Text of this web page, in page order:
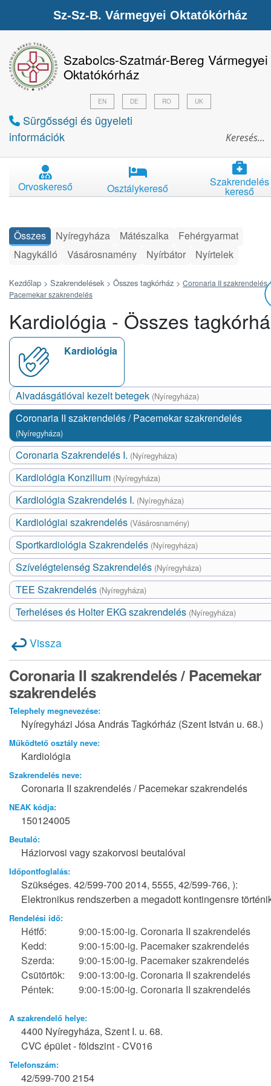
Szabolcs-Szatmár-Bereg Vármegyei
Oktatókórház
Sürgősségi és ügyeleti
információk
EN DE RO UK
Orvoskereső Osztálykereső Szakrendelés
kereső
Összes Nyíregyháza Mátészalka
Fehérgyarmat
Nagykálló
Vásárosnamény Nyírbátor Nyírtelek
Kezdőlap > Szakrendelések > Összes tagkórház > Coronaria II szakrendelés /
Pacemekar szakrendelés
Kardiológia - Összes
Kardiológia
Alvadásgátlóval kezelt betegek (Nyíregyháza)
Coronaria II szakrendelés / Pacemekar szakrendelés
(Nyíregyháza)
Coronaria Szakrendelés I. (Nyíregyháza)
Kardiológia Konzilium (Nyíregyháza)
Kardiológia Szakrendelés I. (Nyíregyháza)
Kardiológiai szakrendelés (Vásárosnamény)
Sportkardiológia Szakrendelés (Nyíregyháza)
Szívelégtelenség Szakrendelés (Nyíregyháza)
TEE Szakrendelés (Nyíregyháza)
Terheléses és Holter EKG szakrendelés (Nyíregyháza)
Vissza
Coronaria II szakrendelés / Pacemekar
szakrendelés
Telephely megnevezése:
Nyíregyházi Jósa András Tagkórház (Szent István u. 68.)
Működtető osztály neve:
Kardiológia
Szakrendelés neve:
Coronaria II szakrendelés / Pacemekar szakrendelés
NEAK kódja:
150124005
Beutaló:
Háziorvosi vagy szakorvosi beutalóval
Időpontfoglalás:
Szükséges. 42/599-700 2014, 5555, 42/599-766, ):
Elektronikus rendszerben a megadott kontingensre
Rendelési idő:
Hétfő:
9:00-15:00-ig. Coronaria II szakrendelés
Kedd:
9:00-15:00-ig. Pacemaker szakrendelés
Szerda:
9:00-15:00-ig. Pacemaker szakrendelés
Csütörtök:
9:00-13:00-ig. Coronaria II szakrendelés
Péntek:
9:00-15:00-ig. Coronaria II szakrendelés
A szakrendelő helye:
4400 Nyíregyháza, Szent I. u. 68.
CVC épület - földszint - CV016
Telefonszám:
42/599-700 2154
Sz-Sz-B. Vármegyei Oktatókórház